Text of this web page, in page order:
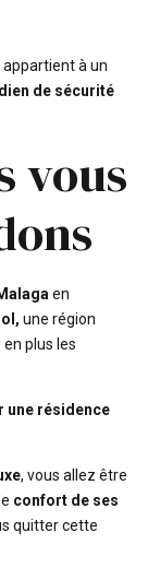
à un
de sécurité
vous
en
une région
plus les
une résidence
, vous allez être
confort de ses
quitter cette